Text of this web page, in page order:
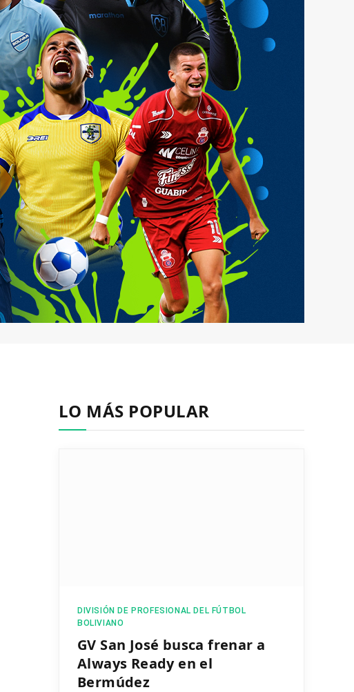
LO MÁS POPULAR
DIVISIÓN DE PROFESIONAL DEL FÚTBOL
BOLIVIANO
GV San José busca frenar a
Always Ready en el
Bermúdez